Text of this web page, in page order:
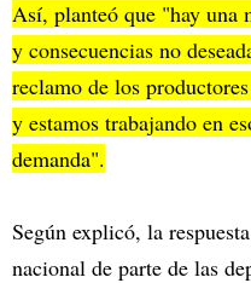
Así, planteó que "hay una
y consecuencias no
reclamo de los
y estamos trabajando en
demanda".
Según explicó, la
nacional de parte de las